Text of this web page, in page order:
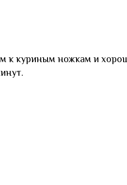
к куриным ножкам и